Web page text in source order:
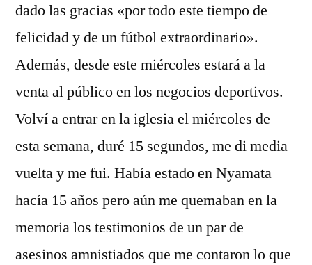
dado las gracias «por todo este tiempo de
felicidad y de un fútbol extraordinario».
Además, desde este miércoles estará a la
venta al público en los negocios deportivos.
Volví a entrar en la iglesia el miércoles de
esta semana, duré 15 segundos, me di media
vuelta y me fui. Había estado en Nyamata
hacía 15 años pero aún me quemaban en la
memoria los testimonios de un par de
asesinos amnistiados que me contaron lo que